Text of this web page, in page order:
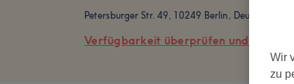
Petersburger Str. 49, 10249 Berlin, Deutschland
Verfügbarkeit überprüfen und online
Wir
zu